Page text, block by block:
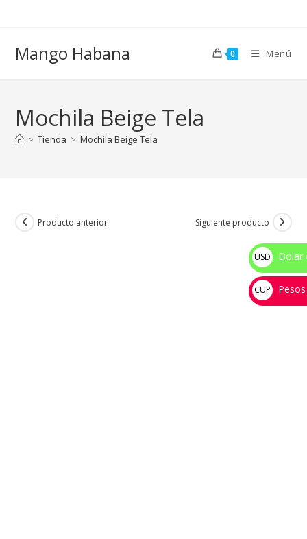
Mango Habana 0 Menú
Mochila Beige Tela
> Tienda > Mochila Beige Tela
Producto anterior Siguiente producto
USD
$
Dolar
CUP
💰
Pesos